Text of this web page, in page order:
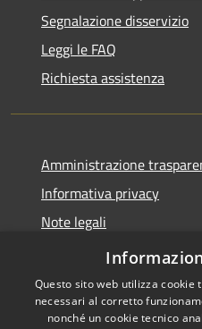
Segnalazione disservizio
Leggi le FAQ
Richiesta assistenza
Amministrazione
Informativa privacy
Note legali
Dichiarazione di
Questo sito web utilizza
necessari al corretto
nonché un cookie tecnico